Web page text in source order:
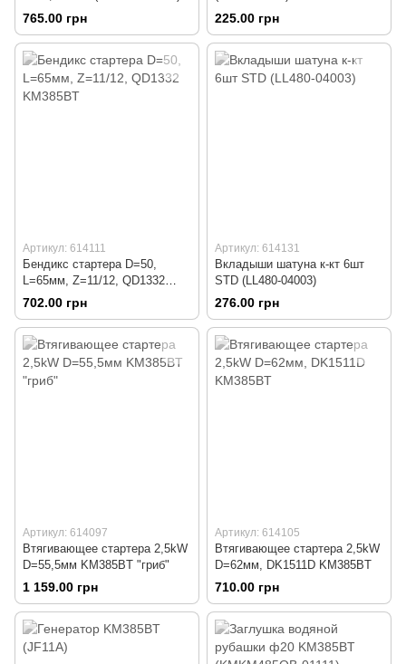
765.00 грн 225.00 грн
Артикул: 614111
Бендикс стартера D=50,
L=65мм, Z=11/12, QD1332
KM385BT
702.00 грн
Артикул: 614131
Вкладыши шатуна к-кт 6шт
STD (LL480-04003)
276.00 грн
Артикул: 614097
Втягивающее стартера 2,5kW
D=55,5мм KM385BT "гриб"
1 159.00 грн
Артикул: 614105
Втягивающее стартера 2,5kW
D=62мм, DK1511D KM385BT
710.00 грн